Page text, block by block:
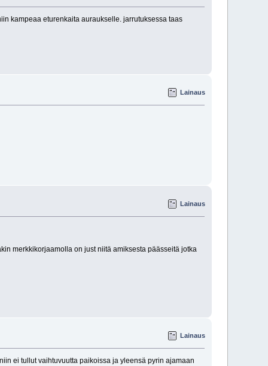
kampeaa eturenkaita auraukselle. jarrutuksessa taas
Lainaus
Lainaus
merkkikorjaamolla on just niitä amiksesta päässeitä jotka
Lainaus
ei tullut vaihtuvuutta paikoissa ja yleensä pyrin ajamaan